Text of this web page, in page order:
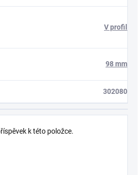
V profil
98 mm
302080
k této položce.